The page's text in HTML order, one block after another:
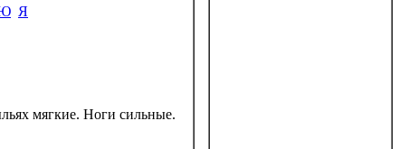
Я
мягкие. Ноги сильные.